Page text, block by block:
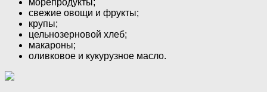
морепродукты;
свежие овощи и фрукты;
крупы;
цельнозерновой хлеб;
макароны;
оливковое и кукурузное масло.